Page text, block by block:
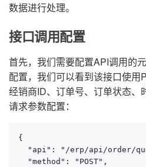
数据进行处理。
接口调用配置
首先，我们需要配置API调用的
配置，我们可以看到该接口使用
经销商ID、订单号、订单状态、
请求参数配置：
{
"api": "/erp/api/order/
  "method": "POST",